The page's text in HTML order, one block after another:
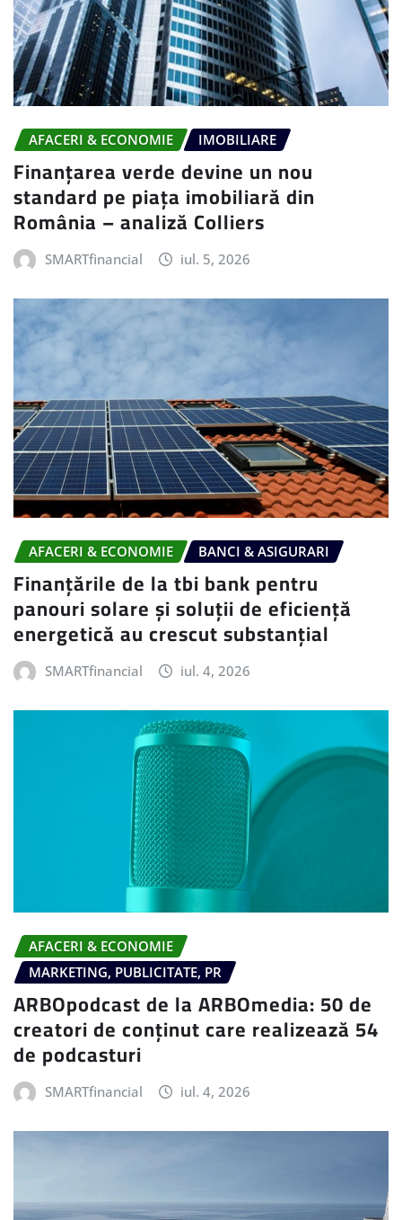
AFACERI & ECONOMIE IMOBILIARE
Finanțarea verde devine un nou
standard pe piața imobiliară din
România – analiză Colliers
SMARTfinancial iul. 5, 2026
AFACERI & ECONOMIE BANCI & ASIGURARI
Finanțările de la tbi bank pentru
panouri solare și soluții de eficiență
energetică au crescut substanțial
SMARTfinancial iul. 4, 2026
AFACERI & ECONOMIE
MARKETING, PUBLICITATE, PR
ARBOpodcast de la ARBOmedia: 50 de
creatori de conținut care realizează 54
de podcasturi
SMARTfinancial iul. 4, 2026